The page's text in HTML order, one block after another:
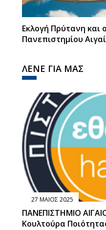
Εκλογή Πρύτανη και
Πανεπιστημίου
ΛΕΝΕ ΓΙΑ ΜΑΣ
27 ΜΑΙΟΣ 2025
ΠΑΝΕΠΙΣΤΗΜΙΟ
Κουλτούρα